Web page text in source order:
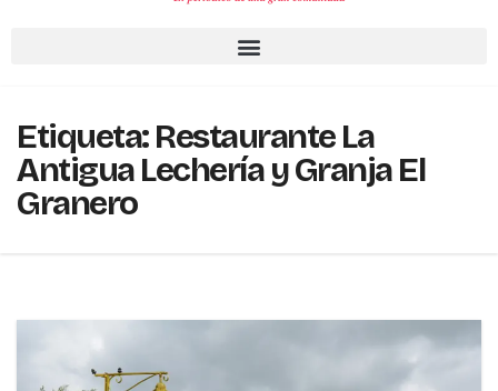
Etiqueta:Restaurante La
Antigua Lechería y Granja El
Granero